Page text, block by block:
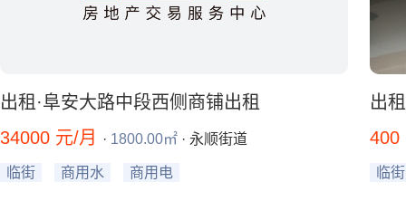
出租·阜安大路中段西侧商铺出租
34000 元/月
· 1800.00㎡ · 永顺街道
临街 商用水 商用电
出
临街